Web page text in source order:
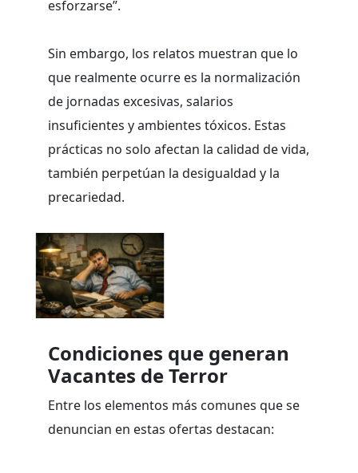
esforzarse”.
Sin embargo, los relatos muestran que lo
que realmente ocurre es la normalización
de jornadas excesivas, salarios
insuficientes y ambientes tóxicos. Estas
prácticas no solo afectan la calidad de vida,
también perpetúan la desigualdad y la
precariedad.
Condiciones que generan
Vacantes de Terror
Entre los elementos más comunes que se
denuncian en estas ofertas destacan: